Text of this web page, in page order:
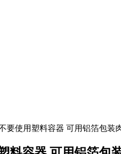
要使用塑料容器 可用铝箔包装